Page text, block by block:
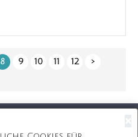
8 9 10 11 12
>